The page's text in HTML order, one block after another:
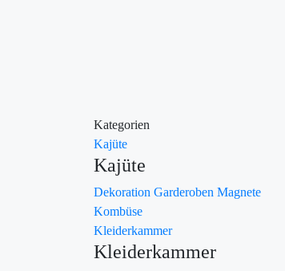
Kategorien
Kajüte
Kajüte
Dekoration Garderoben Magnete
Kombüse
Kleiderkammer
Kleiderkammer